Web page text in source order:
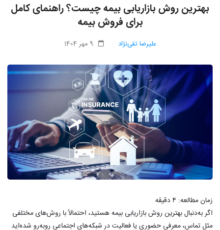
بهترین روش بازاریابی بیمه چیست؟ راهنمای کامل
برای فروش بیمه
علیرضا تقی‌نژاد 9 مهر 1404
زمان مطالعه: ۴دقیقه
اگر به‌دنبال بهترین روش بازاریابی بیمه هستید، احتمالاً با روش‌های مختلفی
مثل تماس، معرفی حضوری یا فعالیت در شبکه‌های اجتماعی روبه‌رو شده‌اید